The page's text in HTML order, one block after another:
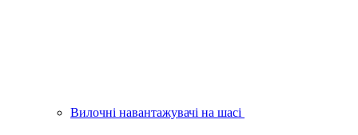
Вилочні навантажувачі на шасі